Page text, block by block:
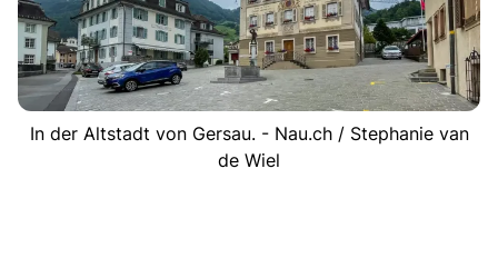
In der Altstadt von Gersau. - Nau.ch / Stephanie van
de Wiel